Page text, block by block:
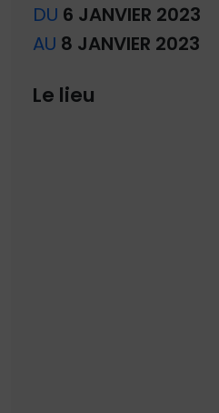
DU 6 JANVIER 2023
AU 8 JANVIER 2023
Le lieu